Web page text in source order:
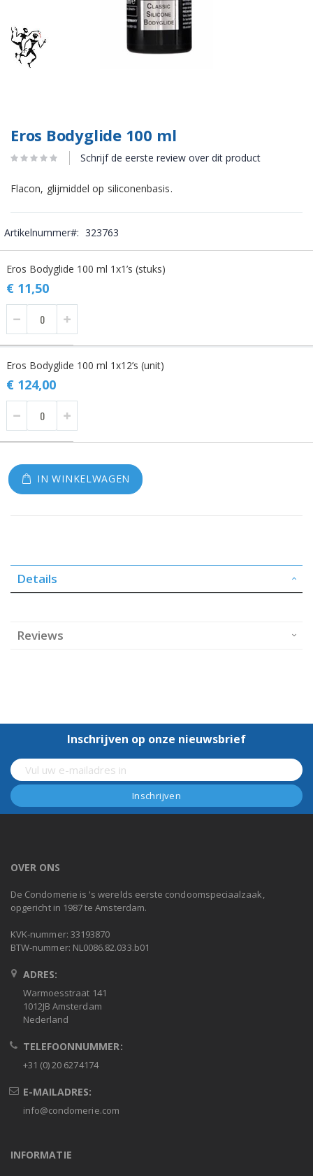
Eros Bodyglide 100 ml
Schrijf de eerste review over dit product
Flacon, glijmiddel op siliconenbasis.
Artikelnummer 323763
productitems
Eros Bodyglide 100 ml 1x1’s (stuks)
€ 11,50
Eros Bodyglide 100 ml 1x12’s (unit)
€ 124,00
IN WINKELWAGEN
Details
Reviews
Inschrijven op onze nieuwsbrief
OVER ONS
De Condomerie is 's werelds eerste condoomspeciaalzaak,
opgericht in 1987 te Amsterdam.
KVK-nummer: 33193870
BTW-nummer: NL0086.82.033.b01
ADRES:
Warmoesstraat 141
1012JB Amsterdam
Nederland
TELEFOONNUMMER:
+31 (0) 20 6274174
E-MAILADRES:
info@condomerie.com
INFORMATIE